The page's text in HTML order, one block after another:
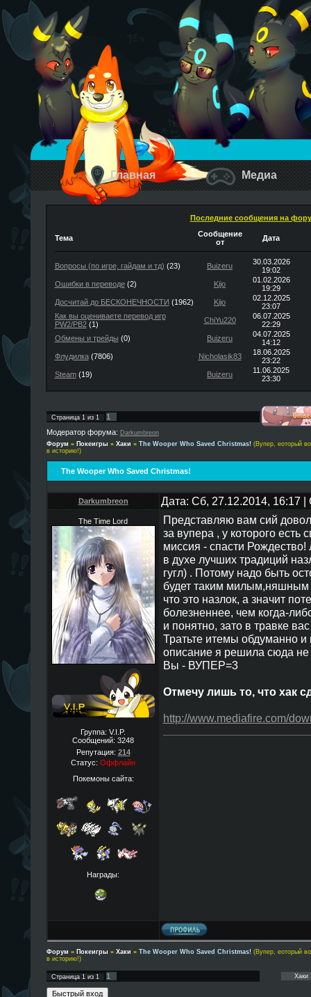
Главная Медиа
Последние сообщения на
Тема
Сообщение
от
Дата
Вопросы (по игре, гайдам и тд) (23) Buizeru
30.03.2026
19:02
Ошибки в переводе(2) Kijo
01.02.2026
19:29
Досчитай до БЕСКОНЕЧНОСТИ (1962) Kijo
02.12.2025
23:07
Как вы оцениваете перевод игр
PW2/PB2(1) ChiYu220
06.07.2025
22:29
Обмены и трейды (0) Buizeru
04.07.2025
14:12
Флудилка(7806) Nicholasik83
18.06.2025
23:22
Steam(19) Buizeru
11.06.2025
23:30
Страница 1из 1
1
Модератор форума: Darkumbreon
Форум » Покеигры » Хаки » The Wooper Who Saved Christmas! (Вупер, еоторый
в историю!)
The Wooper Who Saved Christmas!
Darkumbreon Дата: Сб, 27.12.2014, 16:17
The Time Lord
Группа: V.I.P.
Сообщений: 3248
Репутация: 214
Статус: Оффлайн
Покемоны сайта:
Награды:
Представляю вам сий
за вупера , у которого
миссия - спасти Рождество!
в духе лучших традиций
гугл) . Потому надо быть
будет таким
что это назлок, а значит
болезненнее, чем когда-
и понятно, зато в травке
Тратьте итемы обдуманно
описание я решила сюда не
Вы - ВУПЕР=3
Отмечу лишь то, что хак
http://www.mediafire.com/
Форум » Покеигры » Хаки » The Wooper Who Saved Christmas! (Вупер, еоторый
в историю!)
Страница 1из 1 1